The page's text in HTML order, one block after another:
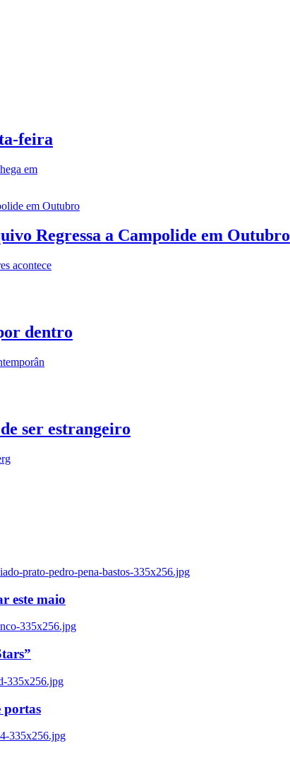
feira
em
Regressa a Campolide em Outubro
acontece
dentro
ser estrangeiro
prato-pedro-pena-bastos-335x256.jpg
este maio
335x256.jpg
335x256.jpg
portas
335x256.jpg